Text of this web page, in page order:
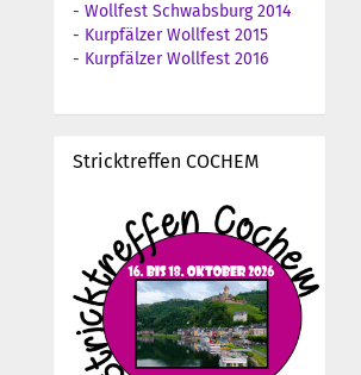
- Wollfest Schwabsburg 2014
- Kurpfälzer Wollfest 2015
- Kurpfälzer Wollfest 2016
Stricktreffen COCHEM